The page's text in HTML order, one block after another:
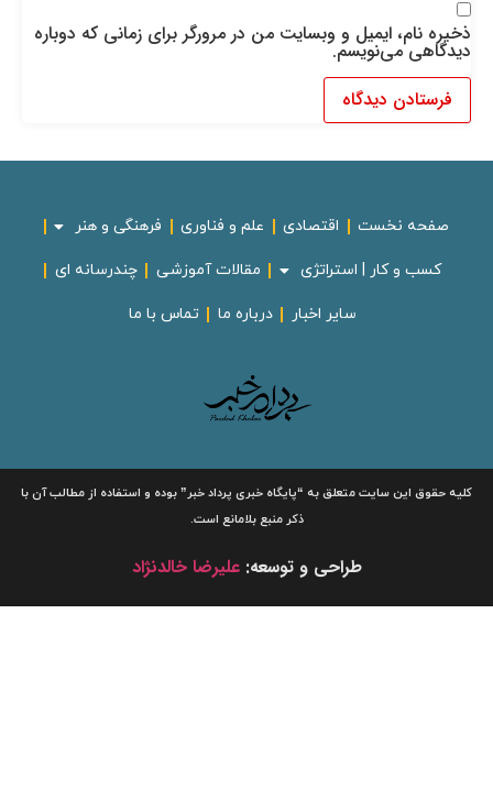
ذخیره نام، ایمیل و وبسایت من در مرورگر برای زمانی که دوباره
دیدگاهی می‌نویسم.
صفحه نخست اقتصادی علم و فناوری فرهنگی و هنر
کسب و کار | استراتژی مقالات آموزشی چندرسانه ای
سایر اخبار درباره ما تماس با ما
کلیه حقوق این سایت متعلق به“پایگاه خبریپرداد خبر”بوده و استفاده از مطالب آن با
ذکر منبع بلامانع است.
طراحی و توسعه:علیرضا خالدنژاد